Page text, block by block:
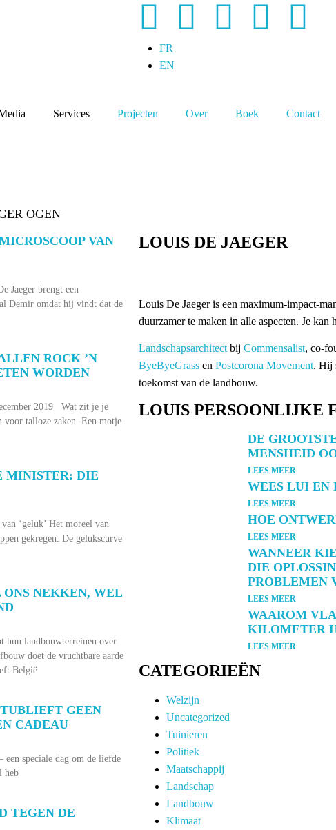
FR
EN
Services Projecten Over Boek Contact
OGEN
VAN
Jaeger brengt een
Demir omdat hij vindt dat de
ROCK ’N
WORDEN
2019 Wat zit je je
voor talloze zaken. Een motje
MINISTER: DIE
‘geluk’ Het moreel van
gekregen. De gelukscurve
NEKKEN, WEL
hun landbouwterreinen over
doet de vruchtbare aarde
België
GEEN
CADEAU
speciale dag om de liefde
heb
TEGEN DE
LOUIS DE JAEGER
Louis De Jaeger is een maximum-impact-
duurzamer te maken in alle aspecten. Je kan
Landschapsarchitect bij Commensalist, co-
ByeByeGrass en Postcorona Movement. Hij
toekomst van de landbouw.
LOUIS PERSOONLIJKE
DE
MENSHEID
LEES MEER
WEES LUI EN
LEES MEER
HOE
LEES MEER
WANNEER
DIE
PROBLEMEN
LEES MEER
WAAROM
KILOMETER
LEES MEER
CATEGORIEËN
Welzijn
Uncategorized
Tuinieren
Politiek
Maatschappij
Landschap
Landbouw
Klimaat